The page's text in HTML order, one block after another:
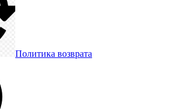
Политика возврата